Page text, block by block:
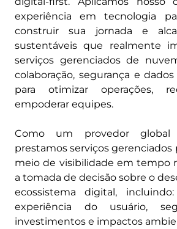
experiência em tecnologia
construir sua jornada e
sustentáveis que realmente
serviços gerenciados de
colaboração, segurança e
para otimizar operações,
empoderar equipes.
Como um provedor global
prestamos serviços gerenciados
meio de visibilidade em tempo
a tomada de decisão sobre o
ecossistema digital,
experiência do usuário,
investimentos e impactos